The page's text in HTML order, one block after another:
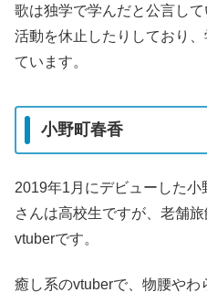
歌は独学で学んだと公言し
活動を休止したりしており
ています。
小野町春香
2019年1月にデビューした小
さんは高校生ですが、老舗
vtuberです。
癒し系のvtuberで、物腰やわ